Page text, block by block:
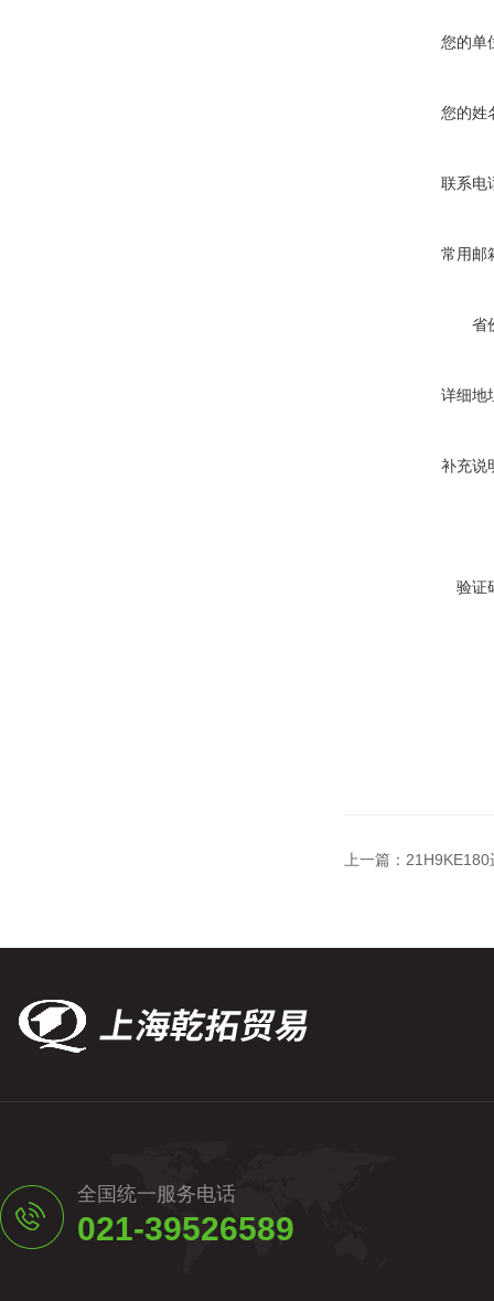
您的单
您的姓
联系电
常用邮
省
详细地
补充说
验证
上一篇：
全国统一服务电话
021-39526589